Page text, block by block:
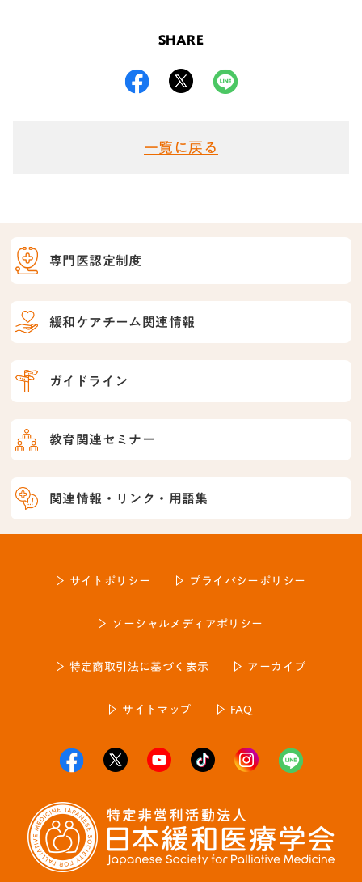
専門医認定制度
緩和ケアチーム関連情報
ガイドライン
教育関連セミナー
関連情報・リンク・用語集
SHARE
一覧に戻る
サイトポリシー プライバシーポリシー
ソーシャルメディアポリシー
特定商取引法に基づく表示 アーカイブ
サイトマップ FAQ